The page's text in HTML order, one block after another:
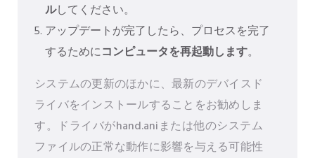
ルしてください。
アップデートが完了したら、プロセスを完了
するためにコンピュータを再起動します。
システムの更新のほかに、最新のデバイスド
ライバをインストールすることをお勧めしま
す。ドライバがhand.aniまたは他のシステム
ファイルの正常な動作に影響を与える可能性